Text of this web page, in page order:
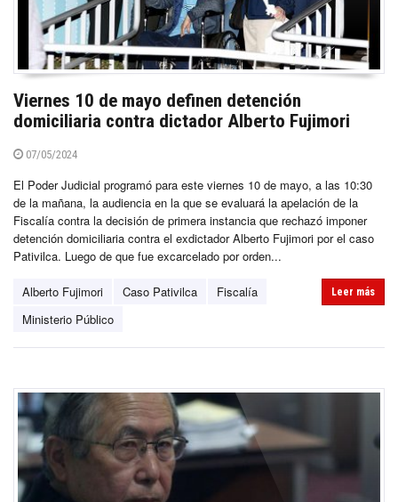
Viernes 10 de mayo definen detención
domiciliaria contra dictador Alberto Fujimori
07/05/2024
El Poder Judicial programó para este viernes 10 de mayo, a las 10:30
de la mañana, la audiencia en la que se evaluará la apelación de la
Fiscalía contra la decisión de primera instancia que rechazó imponer
detención domiciliaria contra el exdictador Alberto Fujimori por el caso
Pativilca. Luego de que fue excarcelado por orden...
Alberto Fujimori Caso Pativilca
Fiscalía
Ministerio Público
Leer más